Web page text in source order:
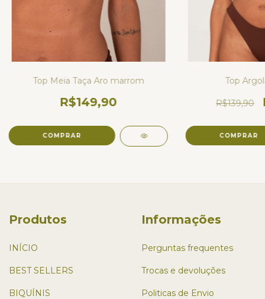
Top Meia Taça Aro marrom
R$149,90
COMPRAR
Top
R$139,90
COMPRAR
Produtos
INÍCIO
BEST SELLERS
BIQUÍNIS
Informações
Perguntas frequentes
Trocas e devoluções
Politicas de Envio